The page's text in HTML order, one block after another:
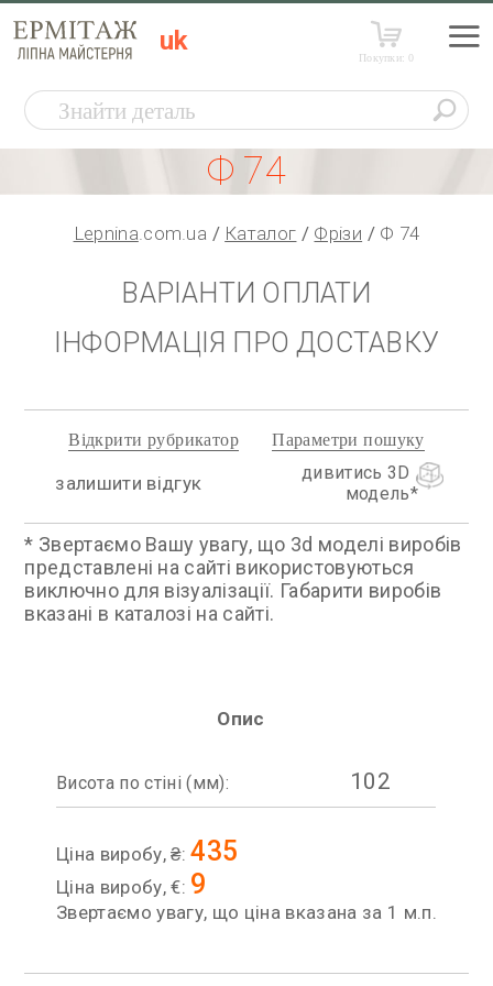
uk
Покупки:0
Ф 74
Lepnina.com.ua Каталог Фрізи Ф 74
ВАРІАНТИ ОПЛАТИ
ІНФОРМАЦІЯ ПРО ДОСТАВКУ
залишити відгук
дивитись 3D
модель
Відкрити рубрикатор Параметри пошуку
* Звертаємо Вашу увагу, що 3d моделі виробів
представлені на сайті використовуються
виключно для візуалізації. Габарити виробів
вказані в каталозі на сайті.
Опис
Висота по стіні (мм): 102
Ціна виробу, ₴:435
Ціна виробу, €: 9
Звертаємо увагу, що ціна вказана за 1 м.п.